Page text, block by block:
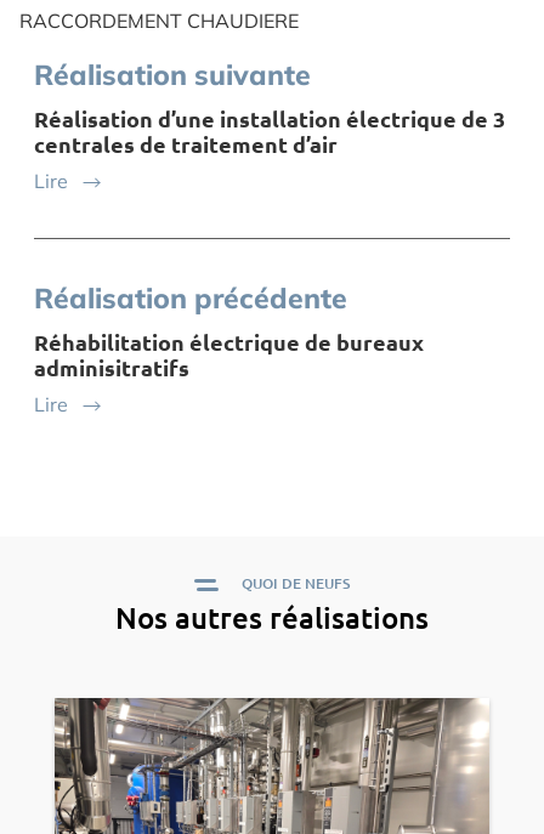
RACCORDEMENT CHAUDIERE
Réalisation suivante
Réalisation d’une installation électrique de 3
centrales de traitement d’air
Lire
Réalisation précédente
Réhabilitation électrique de bureaux
adminisitratifs
Lire
QUOI DE NEUFS
Nos autres réalisations